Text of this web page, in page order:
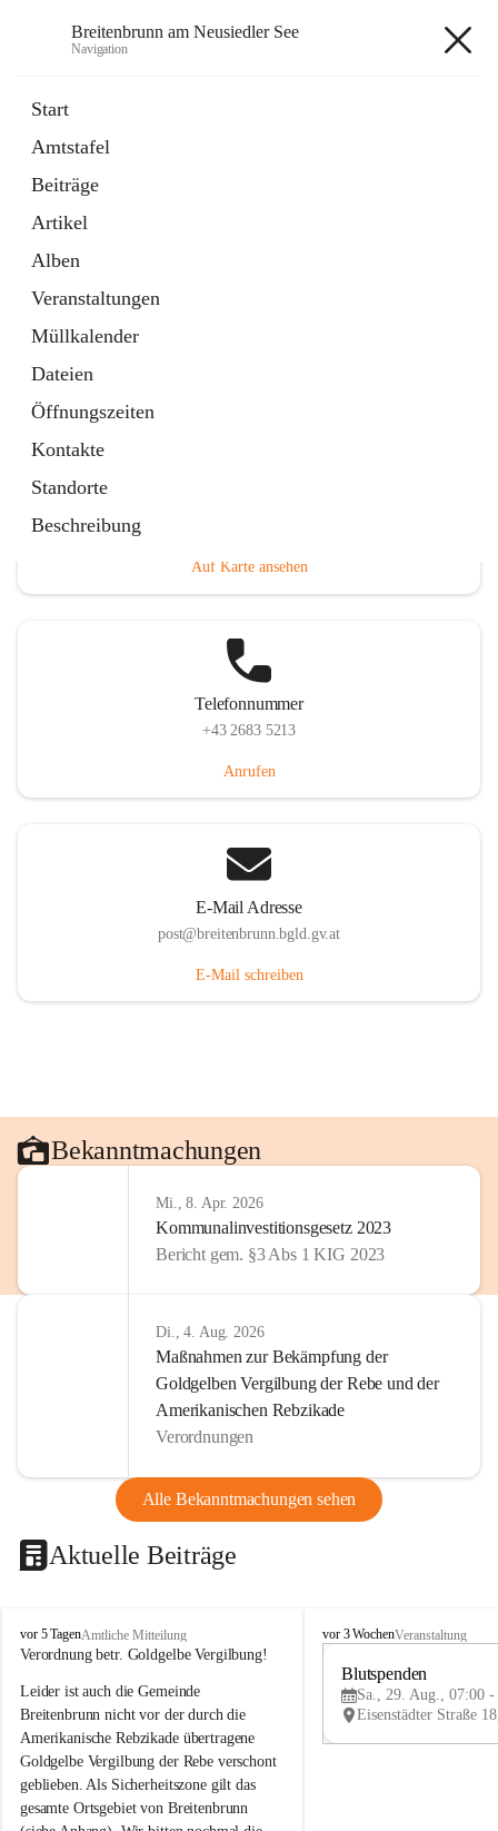
Breitenbrunn am Neusiedler See
Navigation
Start
Amtstafel
Beiträge
Artikel
Alben
Veranstaltungen
Müllkalender
Dateien
Öffnungszeiten
Kontakte
Standorte
Beschreibung
18 Schnellzugriffe
Gemeindeservice
Auf Karte ansehen
Telefonnummer
+43 2683 5213
Anrufen
E-Mail Adresse
post@breitenbrunn.bgld.gv.at
E-Mail schreiben
Bekanntmachungen
Mi., 8. Apr. 2026
Kommunalinvestitionsgesetz 2023
Bericht gem. §3 Abs 1 KIG 2023
Di., 4. Aug. 2026
Maßnahmen zur Bekämpfung der
Goldgelben Vergilbung der Rebe und der
Amerikanischen Rebzikade
Verordnungen
Alle Bekanntmachungen sehen
Aktuelle Beiträge
B
r
i
t
e
n
b
r
u
vor 5 TagenAmtliche Mitteilung
Verordnung betr. Goldgelbe Vergilbung!
Leider ist auch die Gemeinde
Breitenbrunn nicht vor der durch die
Amerikanische Rebzikade übertragene
Goldgelbe Vergilbung der Rebe verschont
geblieben. Als Sicherheitszone gilt das
gesamte Ortsgebiet von Breitenbrunn
B
e
vor 3 WochenVeranstaltung
Blutspenden
Sa., 29. Aug., 07:00 -